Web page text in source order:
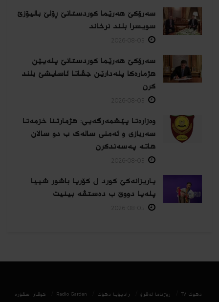
سەرۆکێ هەرێما کوردستانێ ڕۆلێ بالیۆزێ
سویسرا بلند نرخاند
سەرۆکێ هەرێما کوردستانێ پلەیێن
هژمارەكا پلەدارێن جڤاتا ئاسایشێ بلند
كرن
وەزارەتا پێشمەرگەیی: هژمارتنا خزمەتا
سەربازی و ئەمنی سالەک ب دو سالان
هاتە پەسەندكرن
یاریزانەكێ کورد ل کۆریا باشور شییا
پلەیا دووێ ب دەستڤە بینیت
دھوك TV روژناما ئەڤرۆ رادیۆیا دهۆك Radio Garden كوڤارا سڤۆره‌